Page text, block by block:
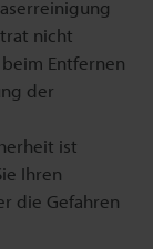
nicht
Entfernen
der
ist
Ihren
die Gefahren